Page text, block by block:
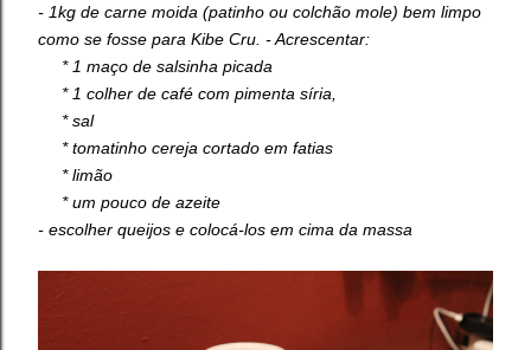
- 1kg de carne moida (patinho ou colchão mole) bem limpo
como se fosse para Kibe Cru. - Acrescentar:
* 1 maço de salsinha picada
* 1 colher de café com pimenta síria,
* sal
* tomatinho cereja cortado em fatias
* limão
* um pouco de azeite
- escolher queijos e colocá-los em cima da massa